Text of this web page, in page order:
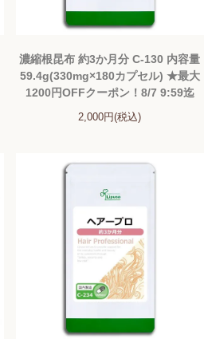
濃縮根昆布 約3か月分 C-130 内容量
59.4g(330mg×180カプセル) ★最大
1200円OFFクーポン！8/7 9:59迄
2,000円(税込)